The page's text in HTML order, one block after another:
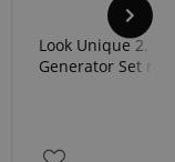
Look Unique 2.1
Generator Set